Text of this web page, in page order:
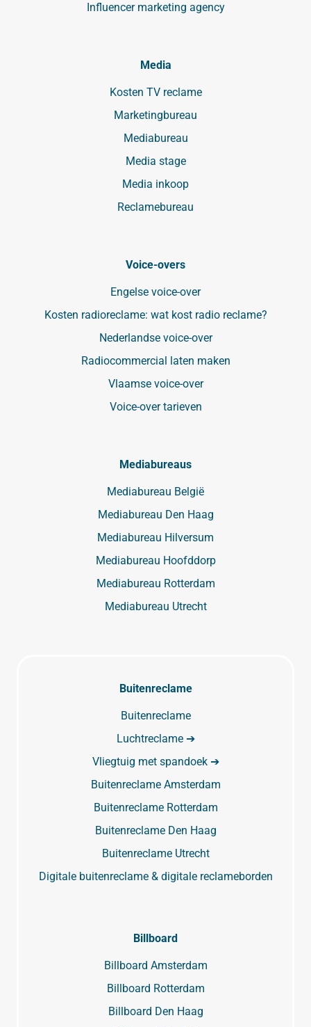
Influencer marketing agency
Media
Kosten TV reclame
Marketingbureau
Mediabureau
Media stage
Media inkoop
Reclamebureau
Voice-overs
Engelse voice-over
Kosten radioreclame: wat kost radio reclame?
Nederlandse voice-over
Radiocommercial laten maken
Vlaamse voice-over
Voice-over tarieven
Mediabureaus
Mediabureau België
Mediabureau Den Haag
Mediabureau Hilversum
Mediabureau Hoofddorp
Mediabureau Rotterdam
Mediabureau Utrecht
Buitenreclame
Buitenreclame
Luchtreclame ➔
Vliegtuig met spandoek ➔
Buitenreclame Amsterdam
Buitenreclame Rotterdam
Buitenreclame Den Haag
Buitenreclame Utrecht
Digitale buitenreclame & digitale reclameborden
Billboard
Billboard Amsterdam
Billboard Rotterdam
Billboard Den Haag